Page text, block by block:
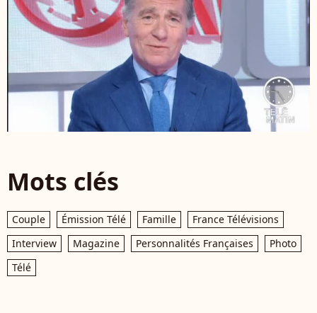
Mots clés
Couple Émission Télé Famille
France Télévisions
Interview
Magazine Personnalités Françaises
Photo
Télé